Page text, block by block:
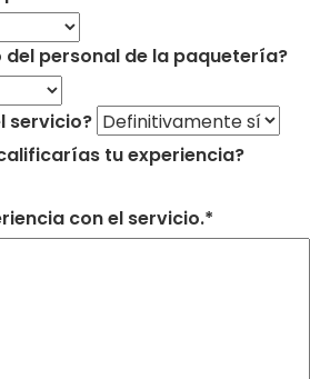
personal de la paquetería?
servicio?
tu experiencia?
con el servicio.*